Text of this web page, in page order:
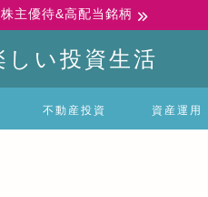
主優待&高配当銘柄
しい投資生活
不動産投資 資産運用